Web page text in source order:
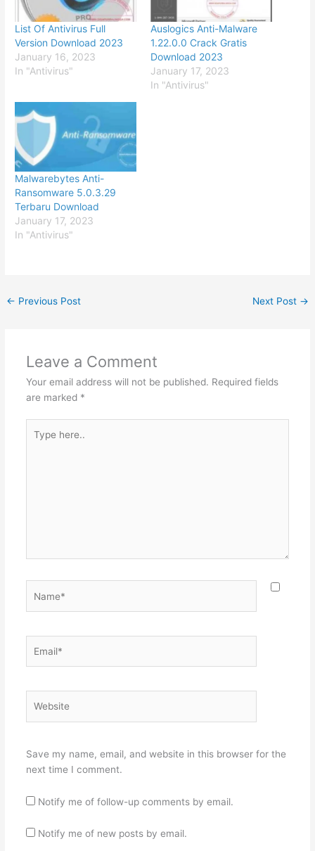
List Of Antivirus Full
Version Download 2023
January 16, 2023
In "Antivirus"
Auslogics Anti-Malware
1.22.0.0 Crack Gratis
Download 2023
January 17, 2023
In "Antivirus"
Malwarebytes Anti-
Ransomware 5.0.3.29
Terbaru Download
January 17, 2023
In "Antivirus"
← Previous Post Next Post →
Leave a Comment
Your email address will not be published. Required fields
are marked *
here..
Save my name, email, and website in this browser for the
next time I comment.
Notify me of follow-up comments by email.
Notify me of new posts by email.